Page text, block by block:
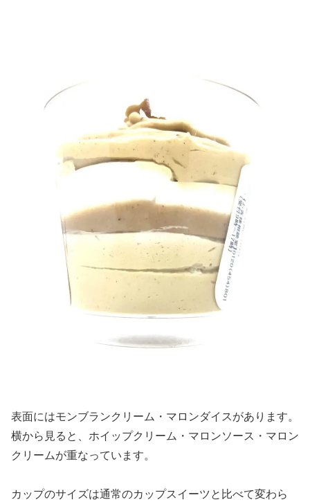
表面にはモンブランクリーム・マロンダイスがあります。
横から見ると、ホイップクリーム・マロンソース・マロン
クリームが重なっています。
カップのサイズは通常のカップスイーツと比べて変わら